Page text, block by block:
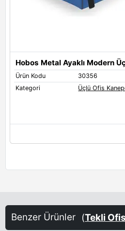
Hobos Metal Ayaklı Modern
Ürün Kodu
30356
Kategori
Üçlü Ofis
Benzer Ürünler (Tekli